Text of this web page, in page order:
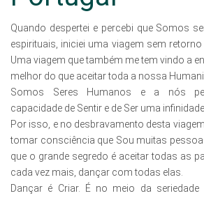
Quando despertei e percebi que Somos
espirituais, iniciei uma viagem sem
Uma viagem que também me tem vindo a
melhor do que aceitar toda a nossa
Somos Seres Humanos e a nós
capacidade de Sentir e de Ser uma
Por isso, e no desbravamento desta
tomar consciência que Sou muitas
que o grande segredo é aceitar todas as
cada vez mais, dançar com todas elas.
Dançar é Criar. É no meio da